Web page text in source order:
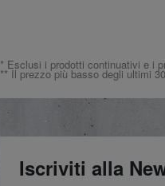
* Esclusi i prodotti continuativi e i
** Il prezzo più basso degli ultimi
Iscriviti alla